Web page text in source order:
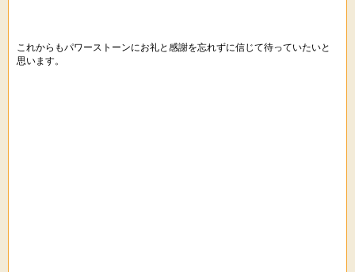
これからもパワーストーンにお礼と感謝を忘れずに信じて待っていたいと
思います。